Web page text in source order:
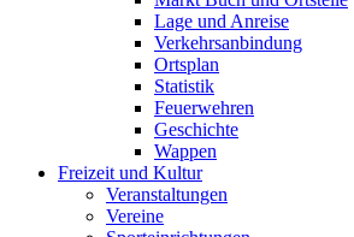
Lage und Anreise
Verkehrsanbindung
Ortsplan
Statistik
Feuerwehren
Geschichte
Wappen
Freizeit und Kultur
Veranstaltungen
Vereine